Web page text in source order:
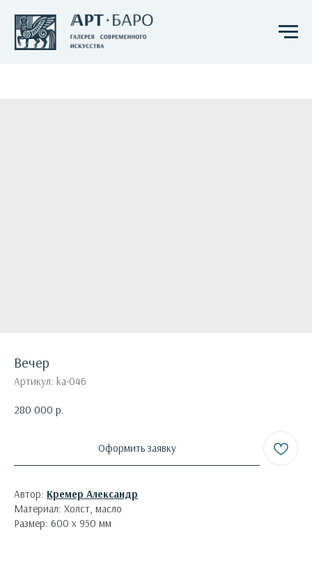
Вечер
Артикул: ka-046
280 000 р.
Оформить заявку
Автор: Кремер Александр
Материал: Холст, масло
Размер: 600 х 950 мм